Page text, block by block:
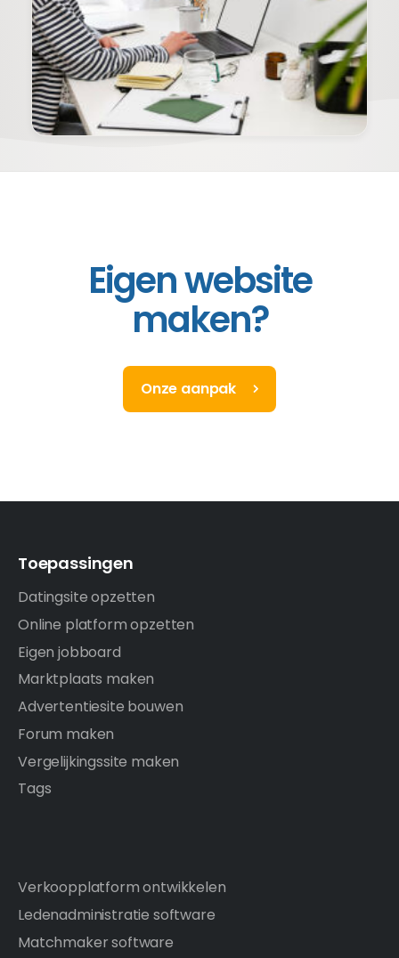
Eigen website
maken?
Onze aanpak
Toepassingen
Datingsite opzetten
Online platform opzetten
Eigen jobboard
Marktplaats maken
Advertentiesite bouwen
Forum maken
Vergelijkingssite maken
Tags
Verkoopplatform ontwikkelen
Ledenadministratie software
Matchmaker software